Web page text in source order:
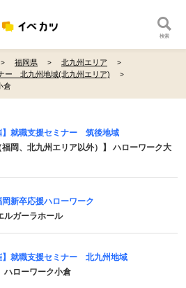
検索
福岡県
北九州エリア
ー 北九州地域(北九州エリア)
倉
】就職支援セミナー 筑後地域
福岡、北九州エリア以外）】 ハローワーク大
新卒応援ハローワーク
ルガーラホール
】就職支援セミナー 北九州地域
ハローワーク小倉